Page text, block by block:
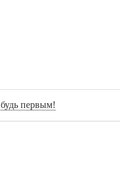
первым!